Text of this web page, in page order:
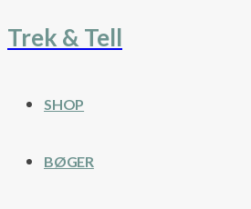
Fortsæt
Trek & Tell
SHOP
BØGER